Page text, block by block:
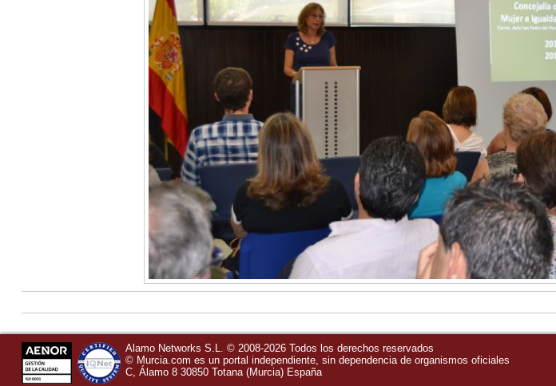
Alamo Networks S.L. © 2008-2026 Todos los derechos reservados
© Murcia.com es un portal independiente, sin dependencia de organismos oficiales
C, Álamo 8 30850 Totana (Murcia) España